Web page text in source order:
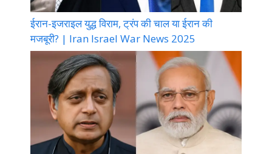
ईरान-इजराइल युद्ध विराम, ट्रंप की चाल या ईरान की
मजबूरी? | Iran Israel War News 2025